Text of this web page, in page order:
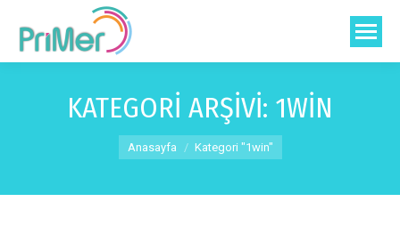
KATEGORI ARŞIVI: 1WIN
You are here:
Anasayfa Kategori "1win"